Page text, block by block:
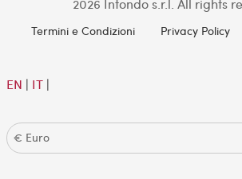
2026 Intondo s.r.l. All rights
Termini e Condizioni Privacy Policy
EN | IT|